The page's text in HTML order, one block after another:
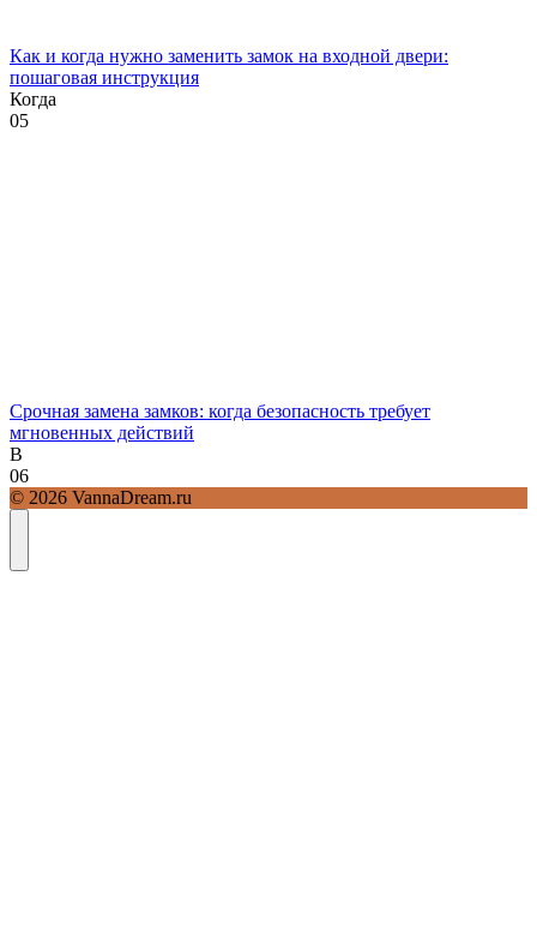
Как и когда нужно заменить замок на входной двери:
пошаговая инструкция
Когда
05
Срочная замена замков: когда безопасность требует
мгновенных действий
В
06
© 2026 VannaDream.ru